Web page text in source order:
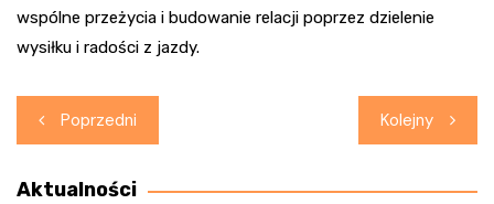
wspólne przeżycia i budowanie relacji poprzez dzielenie
wysiłku i radości z jazdy.
Nawigacja
wpisu
Poprzedni Kolejny
Aktualności